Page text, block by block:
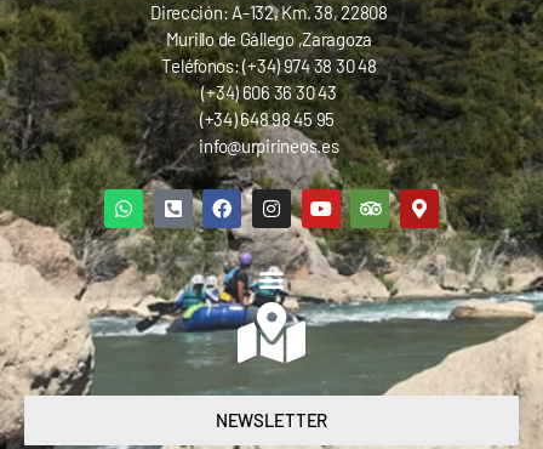
Dirección: A-132, Km. 38, 22808
Murillo de Gállego ,Zaragoza
Teléfonos: (+34) 974 38 30 48
(+34) 606 36 30 43
(+34) 648 98 45 95
info@urpirineos.es
NEWSLETTER